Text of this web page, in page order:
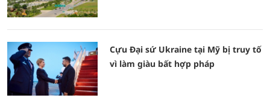
Cựu Đại sứ Ukraine tại Mỹ bị truy tố
vì làm giàu bất hợp pháp